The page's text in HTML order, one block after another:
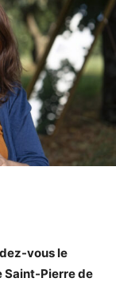
vous le
Saint-Pierre de